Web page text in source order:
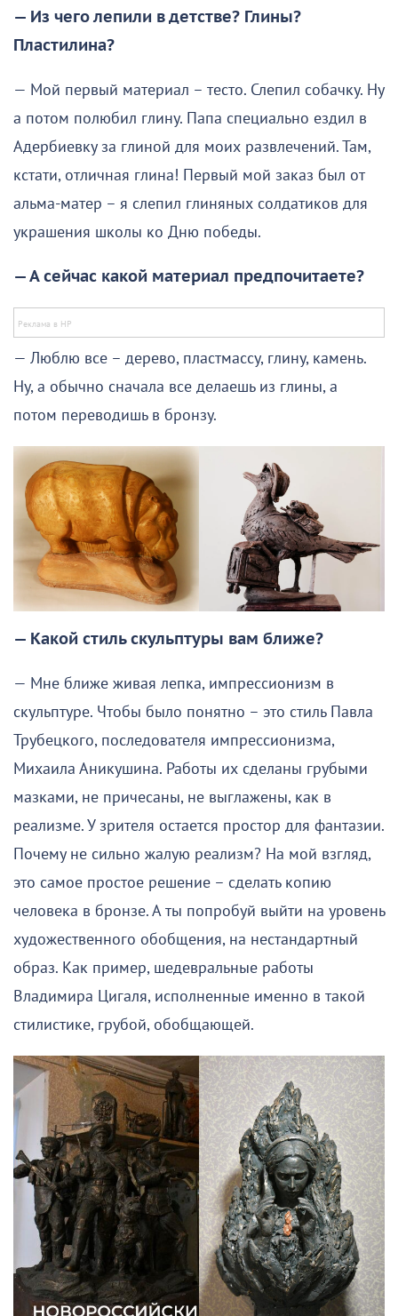
— Из чего лепили в детстве? Глины?
Пластилина?
— Мой первый материал – тесто. Слепил собачку. Ну
а потом полюбил глину. Папа специально ездил в
Адербиевку за глиной для моих развлечений. Там,
кстати, отличная глина! Первый мой заказ был от
альма-матер – я слепил глиняных солдатиков для
украшения школы ко Дню победы.
— А сейчас какой материал предпочитаете?
— Люблю все – дерево, пластмассу, глину, камень.
Ну, а обычно сначала все делаешь из глины, а
потом переводишь в бронзу.
— Какой стиль скульптуры вам ближе?
— Мне ближе живая лепка, импрессионизм в
скульптуре. Чтобы было понятно – это стиль Павла
Трубецкого, последователя импрессионизма,
Михаила Аникушина. Работы их сделаны грубыми
мазками, не причесаны, не выглажены, как в
реализме. У зрителя остается простор для фантазии.
Почему не сильно жалую реализм? На мой взгляд,
это самое простое решение – сделать копию
человека в бронзе. А ты попробуй выйти на уровень
художественного обобщения, на нестандартный
образ. Как пример, шедевральные работы
Владимира Цигаля, исполненные именно в такой
стилистике, грубой, обобщающей.